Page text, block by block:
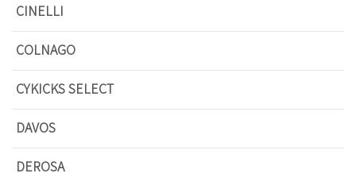
CINELLI
COLNAGO
CYKICKS SELECT
DAVOS
DEROSA